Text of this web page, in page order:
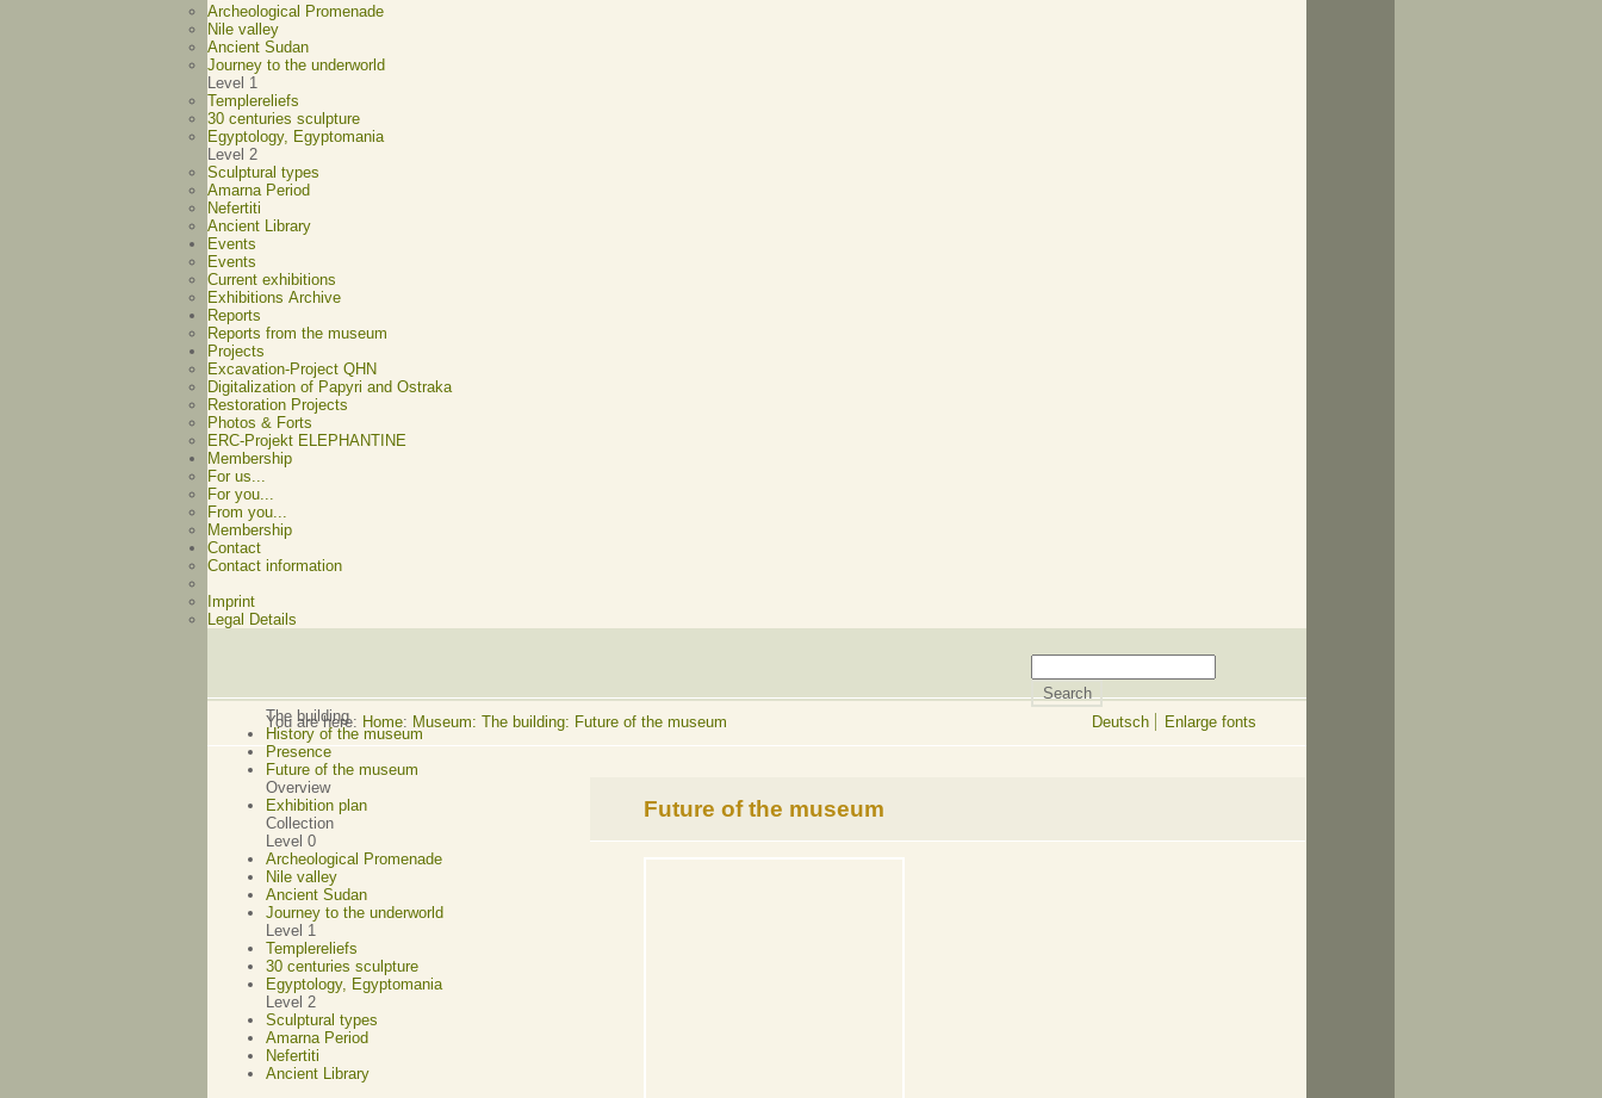
Archeological Promenade
Nile valley
Ancient Sudan
Journey to the underworld
Level 1
Templereliefs
30 centuries sculpture
Egyptology, Egyptomania
Level 2
Sculptural types
Amarna Period
Nefertiti
Ancient Library
Events
Events
Current exhibitions
Exhibitions Archive
Reports
Reports from the museum
Projects
Excavation-Project QHN
Digitalization of Papyri and Ostraka
Restoration Projects
Photos & Forts
ERC-Projekt ELEPHANTINE
Membership
For us...
For you...
From you...
Membership
Contact
Contact information
Imprint
Legal Details
The building
History of the museum
Presence
Future of the museum
Overview
Exhibition plan
Collection
Level 0
Archeological Promenade
Nile valley
Ancient Sudan
Journey to the underworld
Level 1
Templereliefs
30 centuries sculpture
Egyptology, Egyptomania
Level 2
Sculptural types
Amarna Period
Nefertiti
Ancient Library
You are here: Home: Museum: The building: Future of the museum Deutsch Enlarge fonts
Future of the museum